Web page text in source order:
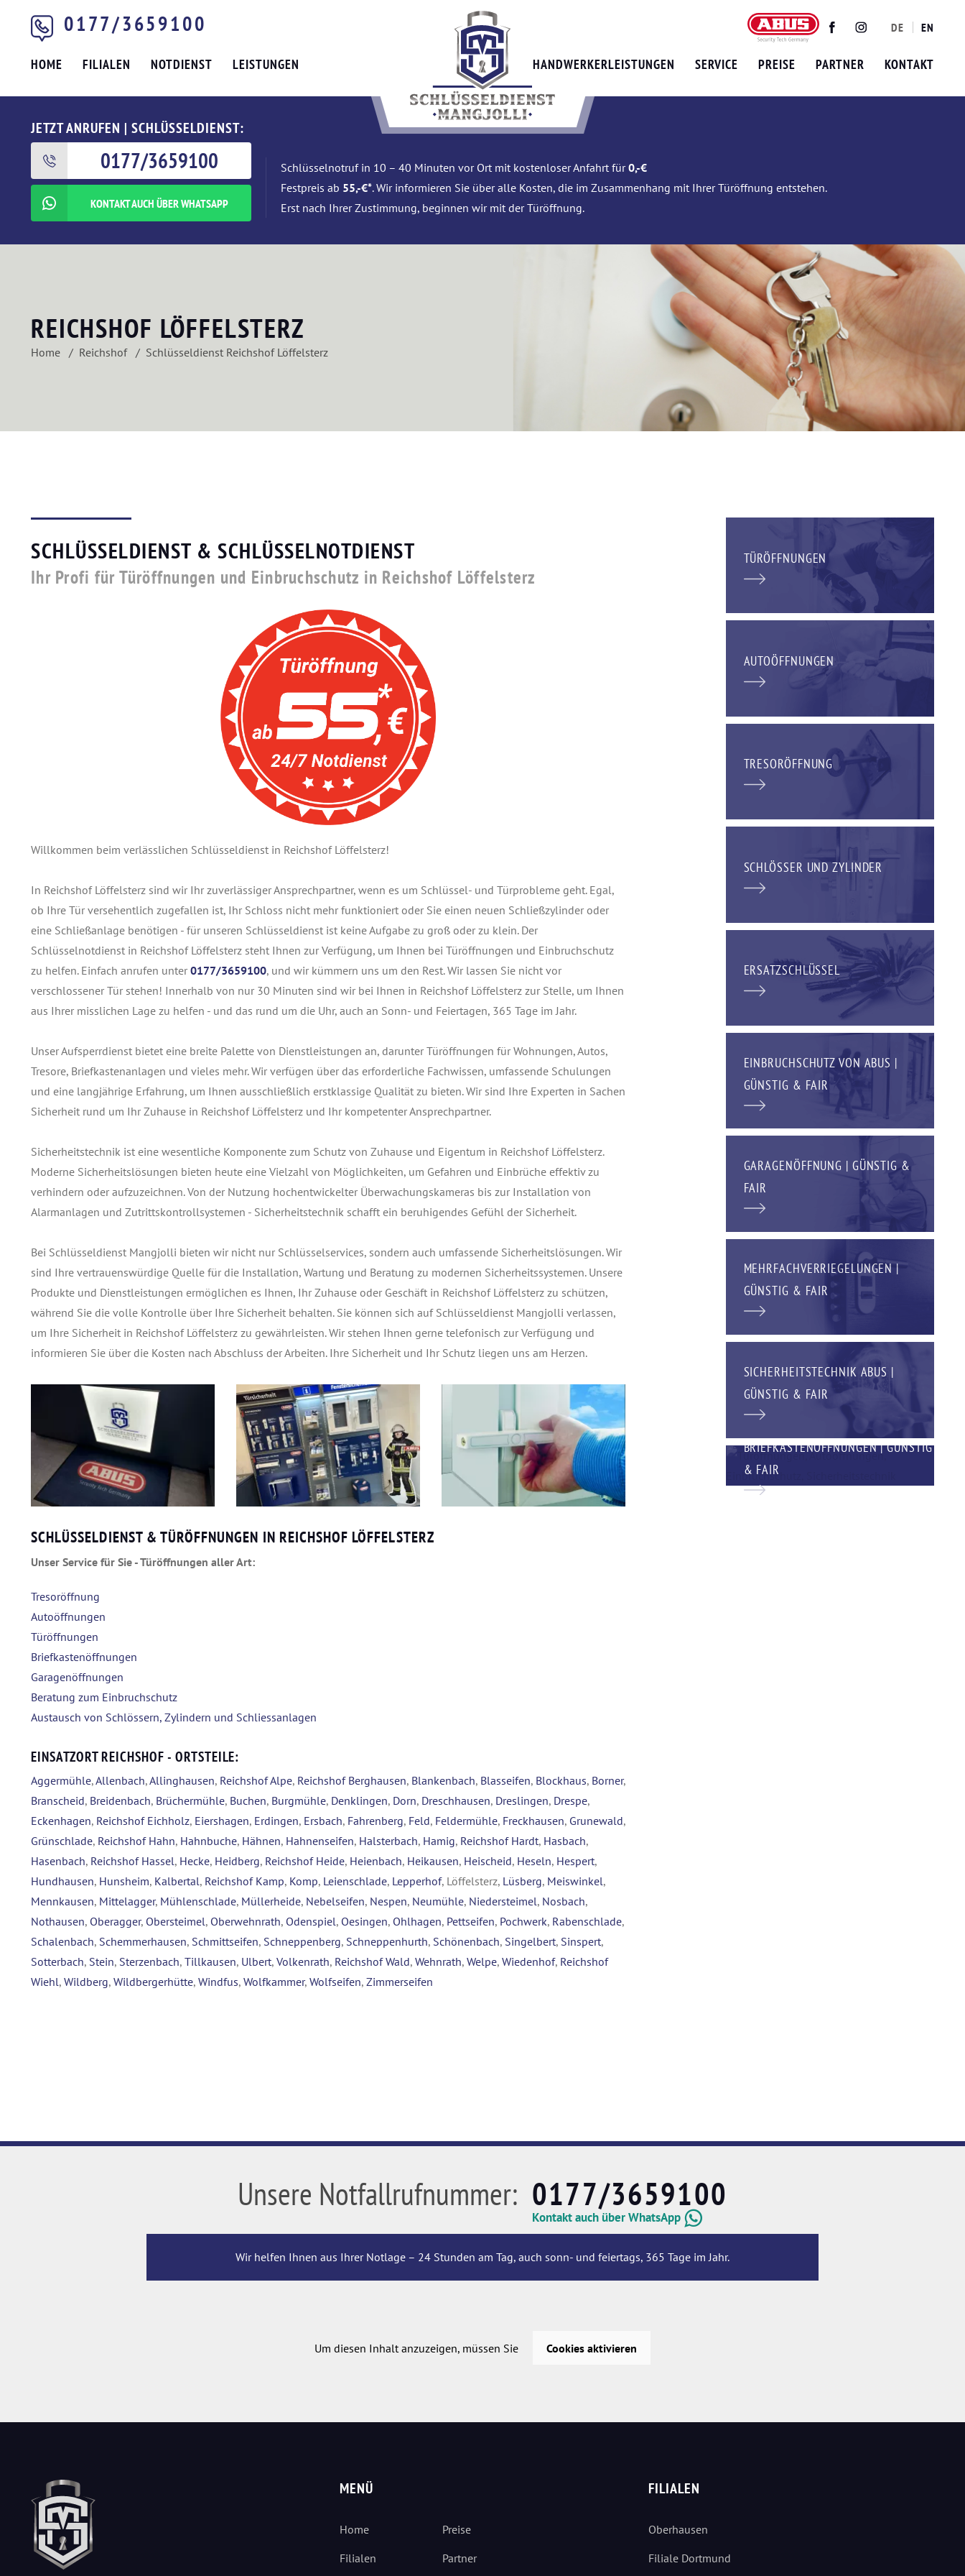
0177/3659100 TwitterFacebookInstagram
DE EN
HOME FILIALEN NOTDIENST LEISTUNGEN HANDWERKERLEISTUNGEN SERVICE PREISE PARTNER KONTAKT
JETZT ANRUFEN | SCHLÜSSELDIENST:
0177/3659100
KONTAKT AUCH ÜBER WHATSAPP
Schlüsselnotruf in 10 – 40 Minuten vor Ort mit kostenloser Anfahrt für0,-€
Festpreis ab 55,-€*. Wir informieren Sie über alle Kosten, die im Zusammenhang mit Ihrer Türöffnung entstehen.
Erst nach Ihrer Zustimmung, beginnen wir mit der Türöffnung.
REICHSHOF LÖFFELSTERZ
Home Reichshof Schlüsseldienst Reichshof Löffelsterz
SCHLÜSSELDIENST & SCHLÜSSELNOTDIENST
Ihr Profi für Türöffnungen und Einbruchschutz in Reichshof Löffelsterz
Willkommen beim verlässlichen Schlüsseldienst in Reichshof Löffelsterz!
In Reichshof Löffelsterz sind wir Ihr zuverlässiger Ansprechpartner, wenn es um Schlüssel- und Türprobleme geht. Egal,
ob Ihre Tür versehentlich zugefallen ist, Ihr Schloss nicht mehr funktioniert oder Sie einen neuen Schließzylinder oder
eine Schließanlage benötigen - für unseren Schlüsseldienst ist keine Aufgabe zu groß oder zu klein. Der
Schlüsselnotdienst in Reichshof Löffelsterz steht Ihnen zur Verfügung, um Ihnen bei Türöffnungen und Einbruchschutz
zu helfen. Einfach anrufen unter 0177/3659100, und wir kümmern uns um den Rest. Wir lassen Sie nicht vor
verschlossener Tür stehen! Innerhalb von nur 30 Minuten sind wir bei Ihnen in Reichshof Löffelsterz zur Stelle, um Ihnen
aus Ihrer misslichen Lage zu helfen - und das rund um die Uhr, auch an Sonn- und Feiertagen, 365 Tage im Jahr.
Unser Aufsperrdienst bietet eine breite Palette von Dienstleistungen an, darunter Türöffnungen für Wohnungen, Autos,
Tresore, Briefkastenanlagen und vieles mehr. Wir verfügen über das erforderliche Fachwissen, umfassende Schulungen
und eine langjährige Erfahrung, um Ihnen ausschließlich erstklassige Qualität zu bieten. Wir sind Ihre Experten in Sachen
Sicherheit rund um Ihr Zuhause in Reichshof Löffelsterz und Ihr kompetenter Ansprechpartner.
Sicherheitstechnik ist eine wesentliche Komponente zum Schutz von Zuhause und Eigentum in Reichshof Löffelsterz.
Moderne Sicherheitslösungen bieten heute eine Vielzahl von Möglichkeiten, um Gefahren und Einbrüche effektiv zu
verhindern oder aufzuzeichnen. Von der Nutzung hochentwickelter Überwachungskameras bis zur Installation von
Alarmanlagen und Zutrittskontrollsystemen - Sicherheitstechnik schafft ein beruhigendes Gefühl der Sicherheit.
Bei Schlüsseldienst Mangjolli bieten wir nicht nur Schlüsselservices, sondern auch umfassende Sicherheitslösungen. Wir
sind Ihre vertrauenswürdige Quelle für die Installation, Wartung und Beratung zu modernen Sicherheitssystemen. Unsere
Produkte und Dienstleistungen ermöglichen es Ihnen, Ihr Zuhause oder Geschäft in Reichshof Löffelsterz zu schützen,
während Sie die volle Kontrolle über Ihre Sicherheit behalten. Sie können sich auf Schlüsseldienst Mangjolli verlassen,
um Ihre Sicherheit in Reichshof Löffelsterz zu gewährleisten. Wir stehen Ihnen gerne telefonisch zur Verfügung und
informieren Sie über die Kosten nach Abschluss der Arbeiten. Ihre Sicherheit und Ihr Schutz liegen uns am Herzen.
SCHLÜSSELDIENST & TÜRÖFFNUNGEN IN REICHSHOF LÖFFELSTERZ
Unser Service für Sie - Türöffnungen aller Art:
Tresoröffnung
Autoöffnungen
Türöffnungen
Briefkastenöffnungen
Garagenöffnungen
Beratung zum Einbruchschutz
Austausch von Schlössern, Zylindern und Schliessanlagen
EINSATZORT REICHSHOF - ORTSTEILE:
Aggermühle,Allenbach,Allinghausen, Reichshof Alpe, Reichshof Berghausen, Blankenbach, Blasseifen, Blockhaus, Borner,
Branscheid, Breidenbach, Brüchermühle, Buchen, Burgmühle, Denklingen, Dorn, Dreschhausen, Dreslingen, Drespe,
Eckenhagen, Reichshof Eichholz, Eiershagen, Erdingen, Ersbach, Fahrenberg, Feld, Feldermühle, Freckhausen, Grunewald,
Grünschlade, Reichshof Hahn, Hahnbuche, Hähnen, Hahnenseifen, Halsterbach, Hamig, Reichshof Hardt, Hasbach,
Hasenbach, Reichshof Hassel, Hecke, Heidberg, Reichshof Heide, Heienbach, Heikausen, Heischeid, Heseln, Hespert,
Hundhausen, Hunsheim, Kalbertal, Reichshof Kamp, Komp, Leienschlade, Lepperhof, Löffelsterz, Lüsberg, Meiswinkel,
Mennkausen, Mittelagger, Mühlenschlade, Müllerheide, Nebelseifen, Nespen, Neumühle, Niedersteimel, Nosbach,
Nothausen, Oberagger, Obersteimel, Oberwehnrath, Odenspiel, Oesingen, Ohlhagen, Pettseifen, Pochwerk, Rabenschlade,
Schalenbach, Schemmerhausen, Schmittseifen, Schneppenberg, Schneppenhurth, Schönenbach, Singelbert, Sinspert,
Sotterbach, Stein, Sterzenbach, Tillkausen, Ulbert, Volkenrath, Reichshof Wald, Wehnrath, Welpe, Wiedenhof, Reichshof
Wiehl, Wildberg, Wildbergerhütte, Windfus, Wolfkammer, Wolfseifen, Zimmerseifen
TÜRÖFFNUNGEN
AUTOÖFFNUNGEN
TRESORÖFFNUNG
SCHLÖSSER UND ZYLINDER
ERSATZSCHLÜSSEL
EINBRUCHSCHUTZ VON ABUS |
GÜNSTIG & FAIR
GARAGENÖFFNUNG | GÜNSTIG &
FAIR
MEHRFACHVERRIEGELUNGEN |
GÜNSTIG & FAIR
SICHERHEITSTECHNIK ABUS |
GÜNSTIG & FAIR
BRIEFKASTENÖFFNUNGEN | GÜNSTIG
& FAIR
Unsere Notfallrufnummer: 0177/3659100
Kontakt auch über WhatsApp
Wir helfen Ihnen aus Ihrer Notlage – 24 Stunden am Tag, auch sonn- und feiertags, 365 Tage im Jahr.
Um diesen Inhalt anzuzeigen, müssen Sie Cookies aktivieren
MENÜ
Home
Filialen
Preise
Partner
FILIALEN
Oberhausen
Filiale Dortmund